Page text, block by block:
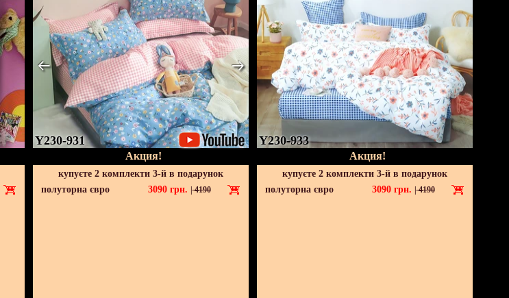
Y230-931
Акция!
купуєте 2 комплекти 3-й в подарунок
полуторна євро
3090 грн. |4190
Y230-933
Акция!
купуєте 2 комплекти 3-й в подарунок
полуторна євро
3090 грн. |4190